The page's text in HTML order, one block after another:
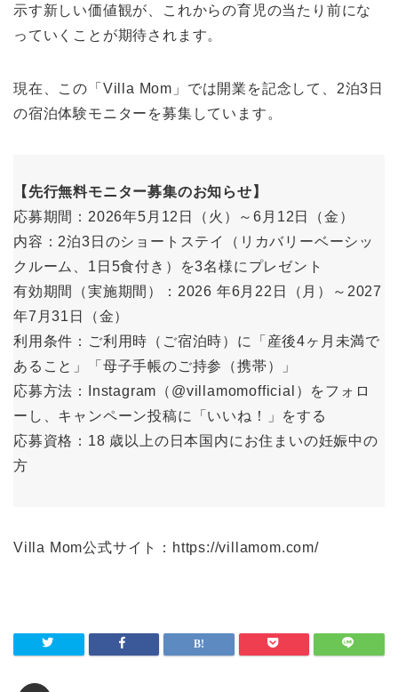
示す新しい価値観が、これからの育児の当たり前にな
っていくことが期待されます。
現在、この「Villa Mom」では開業を記念して、2泊3日
の宿泊体験モニターを募集しています。
【先行無料モニター募集のお知らせ】
応募期間：2026年5月12日（火）～6月12日（金）
内容：2泊3日のショートステイ（リカバリーベーシッ
クルーム、1日5食付き）を3名様にプレゼント
有効期間（実施期間）：2026 年6月22日（月）～2027
年7月31日（金）
利用条件：ご利用時（ご宿泊時）に「産後4ヶ月未満で
あること」「母子手帳のご持参（携帯）」
応募方法：Instagram（@villamomofficial）をフォロ
ーし、キャンペーン投稿に「いいね！」をする
応募資格：18 歳以上の日本国内にお住まいの妊娠中の
方
Villa Mom公式サイト：https://villamom.com/